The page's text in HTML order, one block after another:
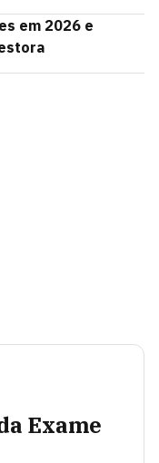
em 2026 e
Exame